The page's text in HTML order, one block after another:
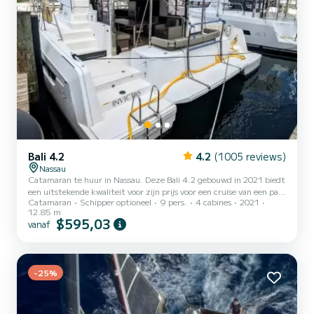
Bali 4.2 4.2 (1005 reviews)
Nassau
Catamaran te huur in Nassau. Deze Bali 4.2 gebouwd in 2021 biedt
een uitstekende kwaliteit voor zijn prijs voor een cruise van een paar
dagen of zelfs een paar weken. De boot heeft 4 volledig uitgeruste
hut(ten) en een capaciteit van 9 personen. Met een totale lengte
van 13 meter is het uw beste bondgenoot om een uitzonderlijke
boot is uitgerust met een Full batten...
Catamaran Schipper optioneel 9 pers. 4 cabines
2021
12.85 m
vanaf $595,03
-25%